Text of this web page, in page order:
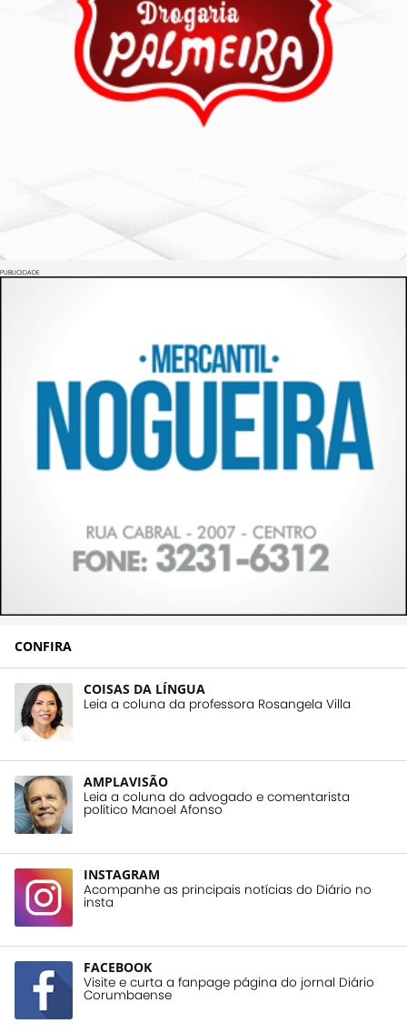
PUBLICIDADE
CONFIRA
COISAS DA LÍNGUA
Leia a coluna da professora Rosangela Villa
AMPLAVISÃO
Leia a coluna do advogado e comentarista
político Manoel Afonso
INSTAGRAM
Acompanhe as principais notícias do Diário no
insta
FACEBOOK
Visite e curta a fanpage página do jornal Diário
Corumbaense